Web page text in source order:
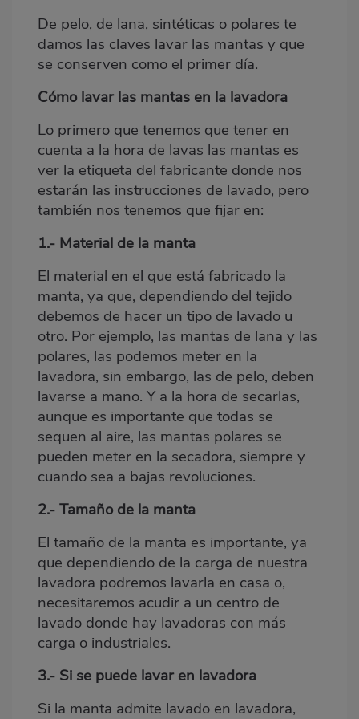
De pelo, de lana, sintéticas o polares te
damos las claves lavar las mantas y que
se conserven como el primer día.
Cómo lavar las mantas en la lavadora
Lo primero que tenemos que tener en
cuenta a la hora de lavas las mantas es
ver la etiqueta del fabricante donde nos
estarán las instrucciones de lavado, pero
también nos tenemos que fijar en:
1.- Material de la manta
El material en el que está fabricado la
manta, ya que, dependiendo del tejido
debemos de hacer un tipo de lavado u
otro. Por ejemplo, las mantas de lana y las
polares, las podemos meter en la
lavadora, sin embargo, las de pelo, deben
lavarse a mano. Y a la hora de secarlas,
aunque es importante que todas se
sequen al aire, las mantas polares se
pueden meter en la secadora, siempre y
cuando sea a bajas revoluciones.
2.- Tamaño de la manta
El tamaño de la manta es importante, ya
que dependiendo de la carga de nuestra
lavadora podremos lavarla en casa o,
necesitaremos acudir a un centro de
lavado donde hay lavadoras con más
carga o industriales.
3.- Si se puede lavar en lavadora
Si la manta admite lavado en lavadora,